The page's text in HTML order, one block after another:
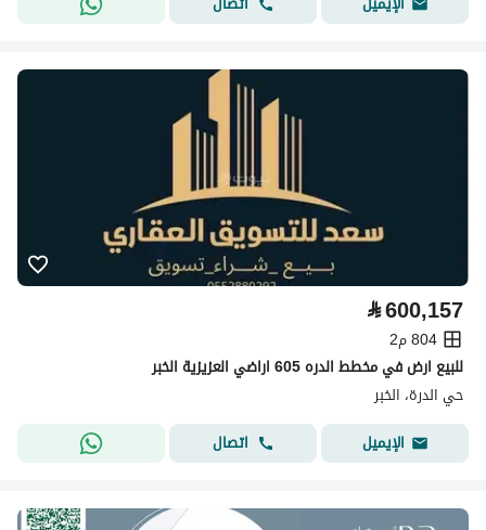
⃁600,157
804 م2
للبيع ارض في مخطط الدره 605 اراضي العزيزية الخبر
حي الدرة، الخبر
الإيميل
اتصال